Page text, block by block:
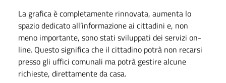
La grafica è completamente rinnovata, aumenta lo
spazio dedicato all’informazione ai cittadini e, non
meno importante, sono stati sviluppati dei servizi on-
line. Questo significa che il cittadino potrà non recarsi
presso gli uffici comunali ma potrà gestire alcune
richieste, direttamente da casa.